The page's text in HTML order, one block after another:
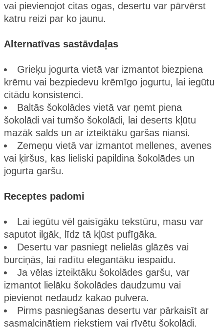
vai pievienojot citas ogas, desertu var pārvērst
katru reizi par ko jaunu.
Alternatīvas sastāvdaļas
Grieķu jogurta vietā var izmantot biezpiena
krēmu vai bezpiedevu krēmīgo jogurtu, lai iegūtu
citādu konsistenci.
Baltās šokolādes vietā var ņemt piena
šokolādi vai tumšo šokolādi, lai deserts kļūtu
mazāk salds un ar izteiktāku garšas niansi.
Zemeņu vietā var izmantot mellenes, avenes
vai ķiršus, kas lieliski papildina šokolādes un
jogurta garšu.
Receptes padomi
Lai iegūtu vēl gaisīgāku tekstūru, masu var
saputot ilgāk, līdz tā kļūst pufīgāka.
Desertu var pasniegt nelielās glāzēs vai
burciņās, lai radītu elegantāku iespaidu.
Ja vēlas izteiktāku šokolādes garšu, var
izmantot lielāku šokolādes daudzumu vai
pievienot nedaudz kakao pulvera.
Pirms pasniegšanas desertu var pārkaisīt ar
sasmalcinātiem riekstiem vai rīvētu šokolādi.